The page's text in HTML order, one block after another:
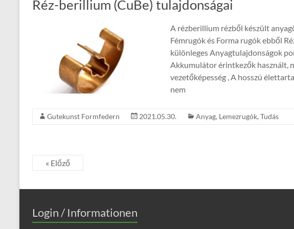
Réz-berillium (CuBe) tulajdonságai
A rézberillium rézből készült
Fémrugók és Forma rugók ebből
különleges Anyagtulajdonságok
Akkumulátor érintkezők használt,
vezetőképesség , A hosszú
nem
Gutekunst Formfedern 2021.05.30. Anyag, Lemezrugók, Tudás
« Előző
Login / Informationen